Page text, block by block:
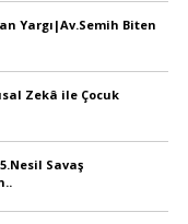
Yargı|Av.Semih Biten
Zekâ ile Çocuk
Savaş